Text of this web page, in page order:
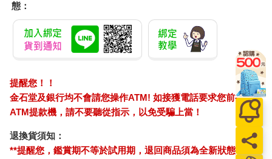
態：
提醒您！！
金石堂及銀行均不會請您操作ATM! 如接獲電話要求您前往
ATM提款機，請不要聽從指示，以免受騙上當！
退換貨須知：
**提醒您，鑑賞期不等於試用期，退回商品須為全新狀態**